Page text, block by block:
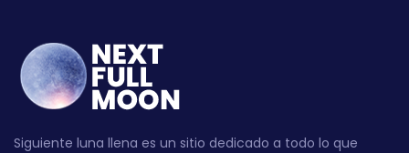
Siguiente luna llena es un sitio dedicado a todo lo que